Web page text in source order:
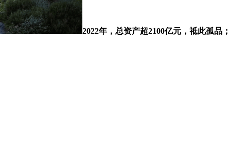
2022年，总资产超2100亿元，祗此孤品；